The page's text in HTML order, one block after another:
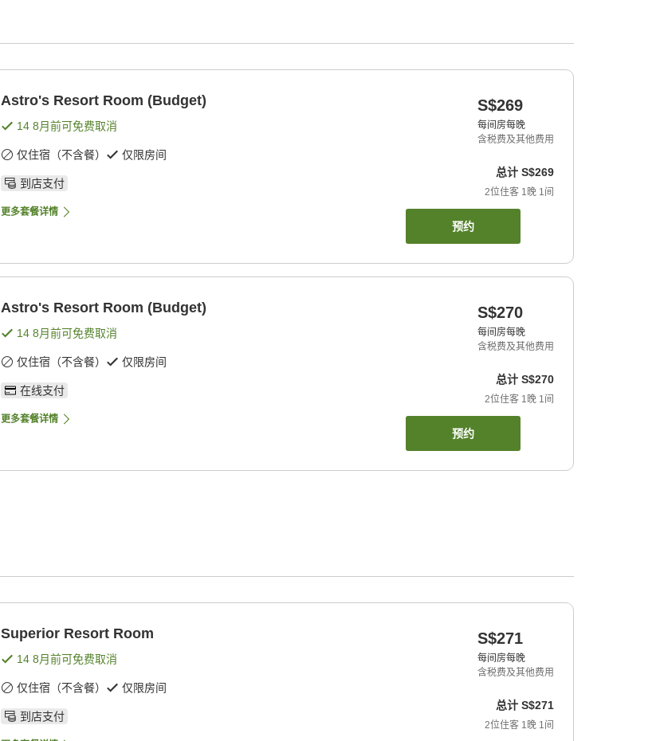
Astro's Resort Room (Budget)
14 8月前可免费取消
仅住宿（不含餐） 仅限房间
到店支付
更多套餐详情
S$269
每间房每晚
含税费及其他费用
总计 S$269
2位住客 1晚 1间
预约
Astro's Resort Room (Budget)
14 8月前可免费取消
仅住宿（不含餐） 仅限房间
在线支付
更多套餐详情
S$270
每间房每晚
含税费及其他费用
总计 S$270
2位住客 1晚 1间
预约
Superior Resort Room
14 8月前可免费取消
仅住宿（不含餐） 仅限房间
到店支付
S$271
每间房每晚
含税费及其他费用
总计 S$271
2位住客 1晚 1间